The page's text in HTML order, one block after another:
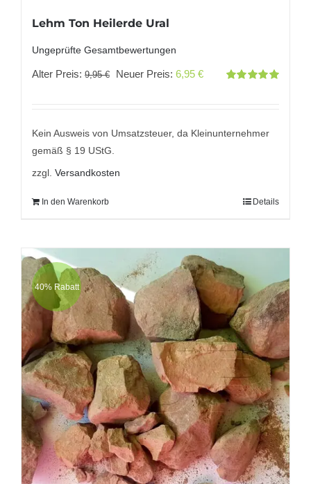
Lehm Ton Heilerde Ural
Ungeprüfte Gesamtbewertungen
Alter Preis: 9,95€
Ursprünglicher
9,95 €
Neuer Preis: 6,95 €Aktueller
6,95 €.
Kein Ausweis von Umsatzsteuer, da Kleinunternehmer
gemäß § 19 UStG.
zzgl. Versandkosten
In den Warenkorb Details
40% Rabatt